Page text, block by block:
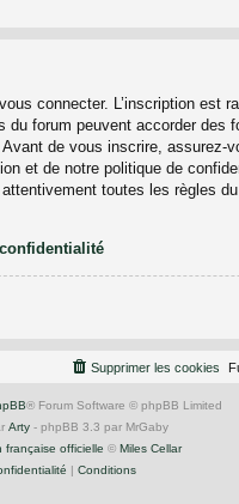
connecter. L’inscription est
du forum peuvent accorder des
de vous inscrire, assurez-
et de notre politique de
toutes les règles
Supprimer les cookies
® Forum Software © phpBB Limited
Arty - phpBB 3.3 par MrGaby
française officielle © Miles Cellar
| Conditions